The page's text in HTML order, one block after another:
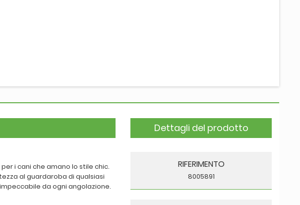
i cani che amano lo stile chic.
al guardaroba di qualsiasi
da ogni angolazione.
Dettagli del prodotto
RIFERIMENTO
8005891